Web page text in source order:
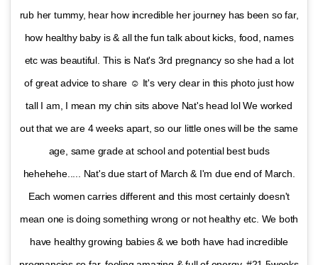
rub her tummy, hear how incredible her journey has been so far,
how healthy baby is & all the fun talk about kicks, food, names
etc was beautiful. This is Nat's 3rd pregnancy so she had a lot
of great advice to share ☺️ It's very clear in this photo just how
tall I am, I mean my chin sits above Nat's head lol We worked
out that we are 4 weeks apart, so our little ones will be the same
age, same grade at school and potential best buds
hehehehe..... Nat's due start of March & I'm due end of March.
Each women carries different and this most certainly doesn't
mean one is doing something wrong or not healthy etc. We both
have healthy growing babies & we both have had incredible